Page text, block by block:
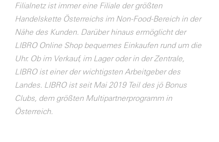
WK UBIT
Zühlke
Media
Filialnetz ist immer eine Filiale der größten
Handelskette Österreichs im Non-Food-Bereich in der
Nähe des Kunden. Darüber hinaus ermöglicht der
LIBRO Online Shop bequemes Einkaufen rund um die
Uhr. Ob im Verkauf, im Lager oder in der Zentrale,
LIBRO ist einer der wichtigsten Arbeitgeber des
Landes. LIBRO ist seit Mai 2019 Teil des jö Bonus
Clubs, dem größten Multipartnerprogramm in
Österreich.